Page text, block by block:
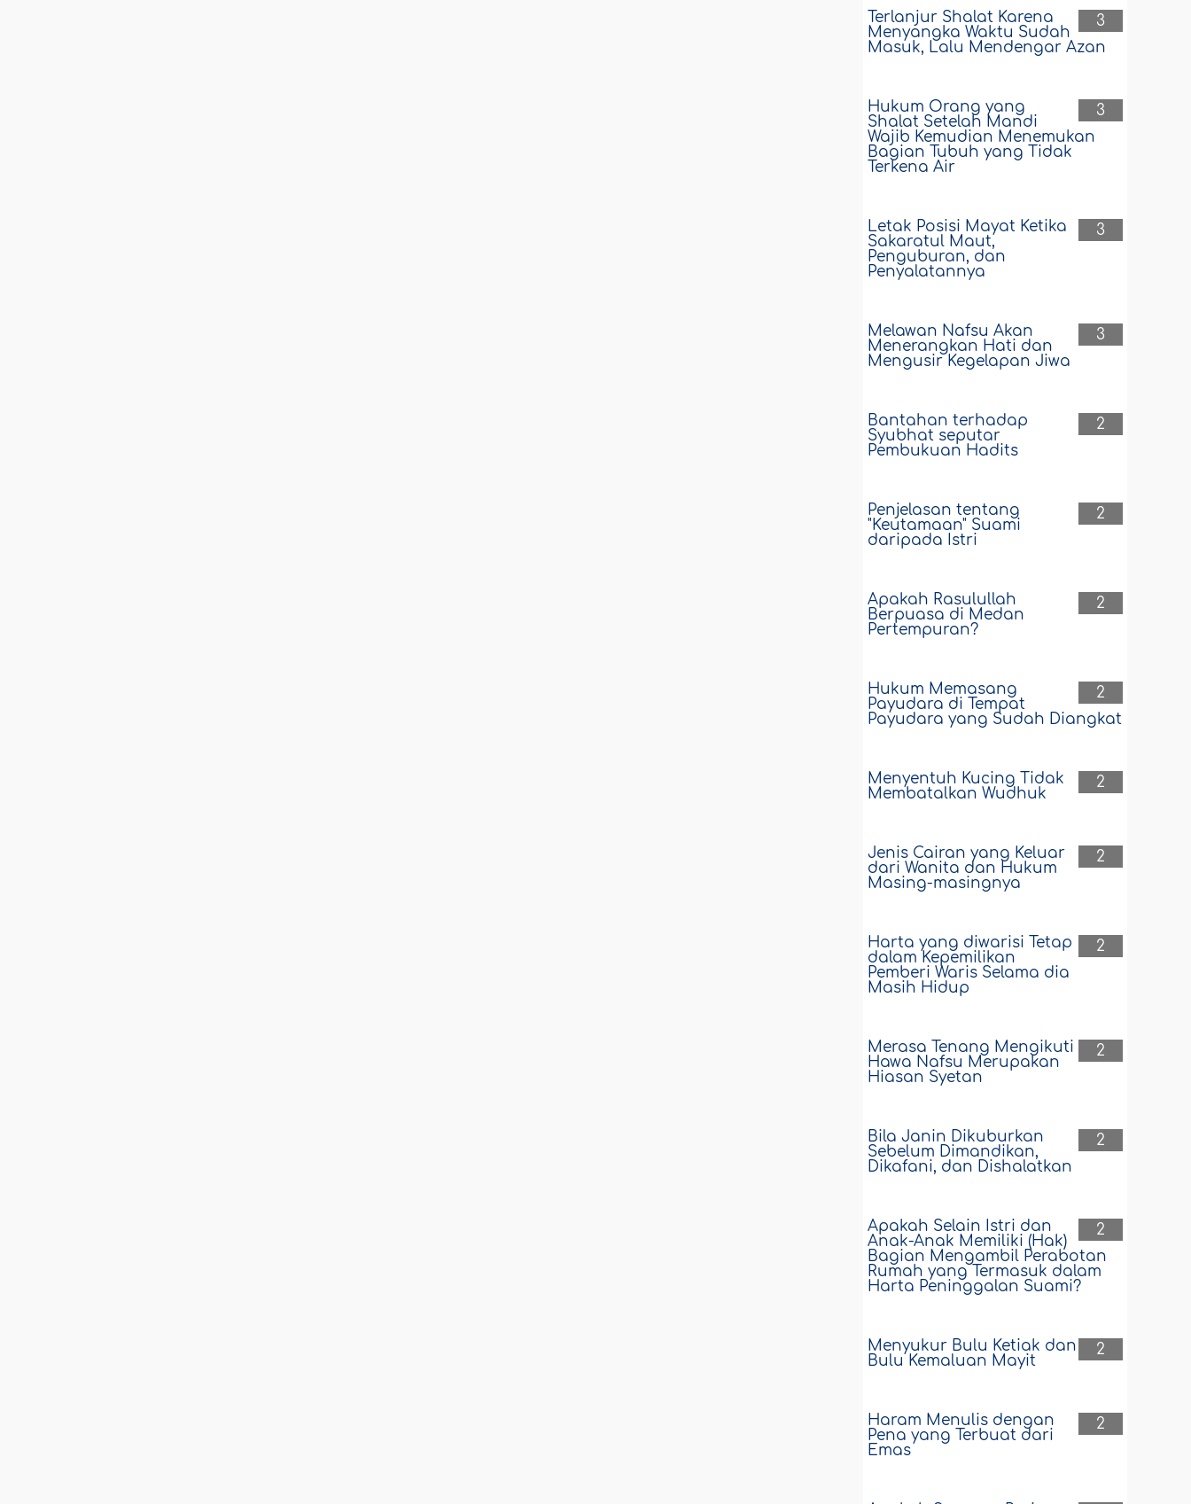
3
Terlanjur Shalat Karena
Menyangka Waktu Sudah
Masuk, Lalu Mendengar Azan
3
Hukum Orang yang
Shalat Setelah Mandi
Wajib Kemudian Menemukan
Bagian Tubuh yang Tidak
Terkena Air
3
Letak Posisi Mayat Ketika
Sakaratul Maut,
Penguburan, dan
Penyalatannya
3
Melawan Nafsu Akan
Menerangkan Hati dan
Mengusir Kegelapan Jiwa
2
Bantahan terhadap
Syubhat seputar
Pembukuan Hadits
2
Penjelasan tentang
"Keutamaan" Suami
daripada Istri
2
Apakah Rasulullah
Berpuasa di Medan
Pertempuran?
2
Hukum Memasang
Payudara di Tempat
Payudara yang Sudah Diangkat
2
Menyentuh Kucing Tidak
Membatalkan Wudhuk
2
Jenis Cairan yang Keluar
dari Wanita dan Hukum
Masing-masingnya
2
Harta yang diwarisi Tetap
dalam Kepemilikan
Pemberi Waris Selama dia
Masih Hidup
2
Merasa Tenang Mengikuti
Hawa Nafsu Merupakan
Hiasan Syetan
2
Bila Janin Dikuburkan
Sebelum Dimandikan,
Dikafani, dan Dishalatkan
2
Apakah Selain Istri dan
Anak-Anak Memiliki (Hak)
Bagian Mengambil Perabotan
Rumah yang Termasuk dalam
Harta Peninggalan Suami?
2
Menyukur Bulu Ketiak dan
Bulu Kemaluan Mayit
2
Haram Menulis dengan
Pena yang Terbuat dari
Emas